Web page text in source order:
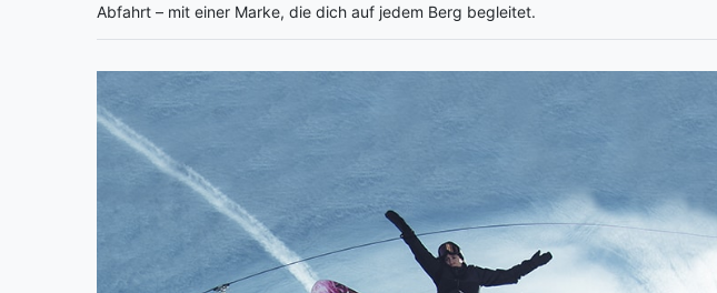
Abfahrt – mit einer Marke, die dich auf jedem Berg begleitet.